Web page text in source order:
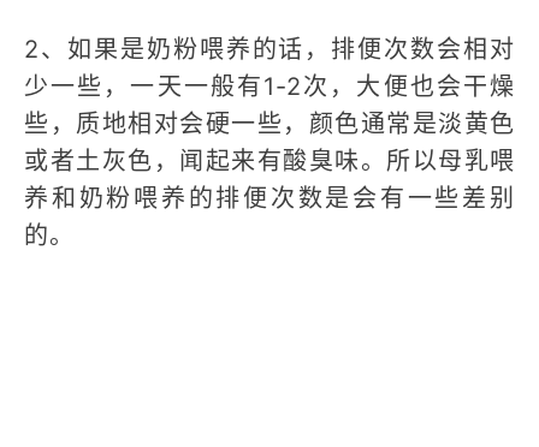
2、如果是奶粉喂养的话，排便次数会相对
少一些，一天一般有1-2次，大便也会干燥
些，质地相对会硬一些，颜色通常是淡黄色
或者土灰色，闻起来有酸臭味。所以母乳喂
养和奶粉喂养的排便次数是会有一些差别
的。